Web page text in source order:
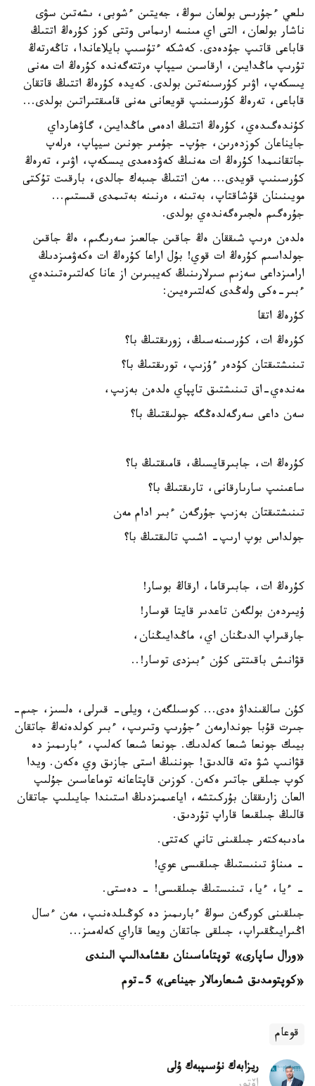
ىلعي ءجۇرىس بولعان سوڭ، جەيتىن ءشوبى، ىشەتىن سۋى
ناشار بولعان، التى اي مىنسە ارىماس وتتى كوز كۇرەڭ اتتىڭ
قاباعى قاتىپ جۇدەدى. كەشكە ءتۇسىپ بايلاعاندا، تاڭەرتەڭ
تۇرىپ ماڭدايىن، ارقاسىن سيپاپ ەرتتەگەندە كۇرەڭ ات مەنى
يىسكەپ، اۋىر كۇرسىنەتىن بولدى. كەيدە كۇرەڭ اتتىڭ قاتقان
قاباعى، تەرەڭ كۇرسىنىپ قويعانى مەنى قامىقتىراتىن بولدى...
كۇندەگىدەي، كۇرەڭ اتتىڭ ادەمى ماڭدايىن، گاۋھارداي
جايناعان كوزدەرىن، جۇپ- جۇمىر جونىن سيپاپ، ەرلەپ
جاتقانىمدا كۇرەڭ ات مەنىڭ كەۋدەمدى يىسكەپ، اۋىر، تەرەڭ
كۇرسىنىپ قويدى... مەن اتتىڭ جىبەك جالدى، بارقىت تۇكتى
مويىنىنان قۇشاقتاپ، بەتىنە، ەرنىنە بەتىمدى قىستىم...
جۇرەگىم ەلجىرەگەندەي بولدى.
ەلدەن ەرىپ شىققان ەڭ جاقىن جالعىز سەرىگىم، ەڭ جاقىن
جولداسىم كۇرەڭ ات قوي! بۇل اراعا كۇرەڭ ات ەكەۋمىزدىڭ
ارامىزداعى سەزىم سىرلارىنىڭ كەيبىرىن از عانا كەلتىرەتىندەي
ءبىر-ەكى ولەڭدى كەلتىرەيىن:
كۇرەڭ اتقا
كۇرەڭ ات، كۇرسىنەسىڭ، زورىقتىڭ با؟
تىنىشتىقتان كۇدەر ءۇزىپ، تورىقتىڭ با؟
مەندەي-اق تىنىشتىق تاپپاي ەلدەن بەزىپ،
سەن داعى سەرگەلدەڭگە جولىقتىڭ با؟
كۇرەڭ ات، جابىرقايسىڭ، قامىقتىڭ با؟
ساعىنىپ سارىارقانى، تارىقتىڭ با؟
تىنىشتىقتان بەزىپ جۇرگەن ءبىر ادام مەن
جولداس بوپ ارىپ- اشىپ تالىقتىڭ با؟
كۇرەڭ ات، جابىرقاما، ارقاڭ بوسار!
ۇيىردەن بولگەن تاعدىر قايتا قوسار!
جارقىراپ الدىڭنان اي، ماڭدايىڭنان،
قۋانىش باقىتتى كۇن ءبىزدى توسار!..
كۇن سالقىنداۋ ەدى... كوسىلگەن، ويلى- قىرلى، ەلسىز، جىم-
جىرت قۇبا جوندارمەن ءجۇرىپ وتىرىپ، ءبىر كولدەنەڭ جاتقان
بيىك جونعا شىعا كەلدىك. جونعا شىعا كەلىپ، ءبارىمىز دە
قۋانىپ شۋ ەتە قالدىق! جوننىڭ استى جازىق وي ەكەن. ويدا
كوپ جىلقى جاتىر ەكەن. كوزىن قاپتاعانە توماعاسىن جۇلىپ
العان زارىققان بۇركىتشە، اياعىمىزدىڭ استىندا جايىلىپ جاتقان
قالىڭ جىلقىعا قاراپ تۇردىق.
مادىبەكتەر جىلقىنى تاني كەتتى.
- مىناۋ تىنىستىڭ جىلقىسى عوي!
- ءيا، ءيا، تىنىستىڭ جىلقىسى! - دەستى.
جىلقىنى كورگەن سوڭ ءبارىمىز دە كوڭىلدەنىپ، مەن ءسال
اڭىرايىڭقىراپ، جىلقى جاتقان ويعا قاراي كەلەمىز...
«ورال ساپارى» توپتاماسىنان ىقشامدالىپ الىندى
«كوپتومدىق شىعارمالار جيناعى» 5-توم
قوعام
ريزابەك نۇسىپبەك ۇلى